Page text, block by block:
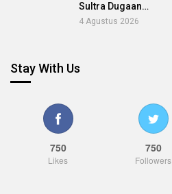
Sultra Dugaan…
4 Agustus 2026
Stay With Us
750
Likes
750
Followers